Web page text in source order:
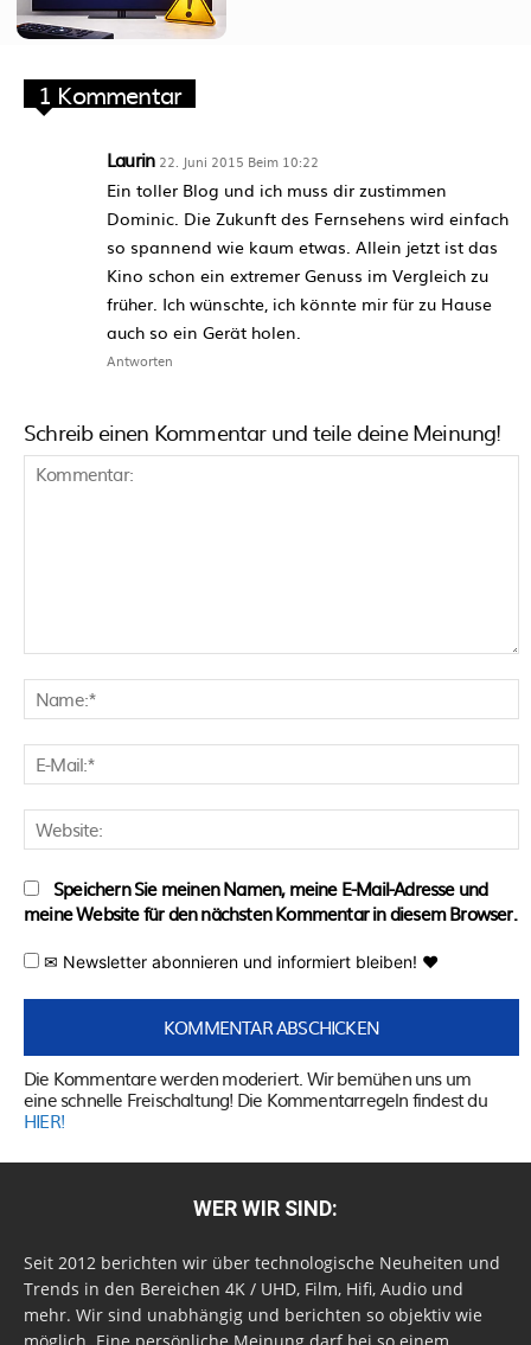
1 Kommentar
Laurin 22. Juni 2015 Beim 10:22
Ein toller Blog und ich muss dir zustimmen
Dominic. Die Zukunft des Fernsehens wird einfach
so spannend wie kaum etwas. Allein jetzt ist das
Kino schon ein extremer Genuss im Vergleich zu
früher. Ich wünschte, ich könnte mir für zu Hause
auch so ein Gerät holen.
Antworten
Schreib einen Kommentar und teile deine Meinung!
Speichern Sie meinen Namen, meine E-Mail-Adresse und
meine Website für den nächsten Kommentar in diesem Browser.
✉ Newsletter abonnieren und informiert bleiben! ♥
Die Kommentare werden moderiert. Wir bemühen uns um
eine schnelle Freischaltung! Die Kommentarregeln findest du
HIER!
WER WIR SIND:
Seit 2012 berichten wir über technologische Neuheiten und
Trends in den Bereichen 4K / UHD, Film, Hifi, Audio und
mehr. Wir sind unabhängig und berichten so objektiv wie